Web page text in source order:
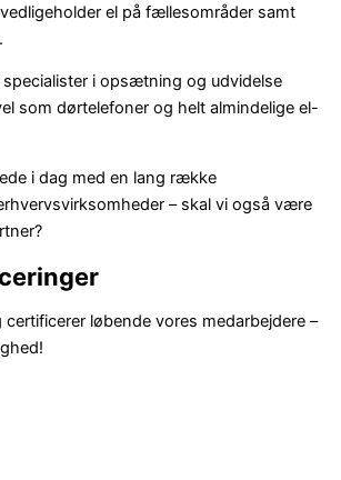
el på fællesområder samt
i opsætning og udvidelse
som dørtelefoner og helt almindelige el-
i dag med en lang række
– skal vi også være
løbende vores medarbejdere –